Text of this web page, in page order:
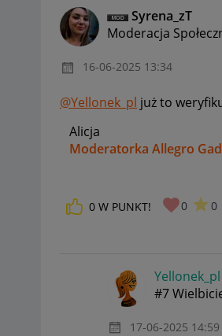
Syrena_zT
Moderacja
‎16-06-2025 13:34
@Yellonek_pl już to
Alicja
Moderatorka Allegro
0 W PUNKT! 0 0
Yellonek_pl
#7
‎17-06-2025 14:59